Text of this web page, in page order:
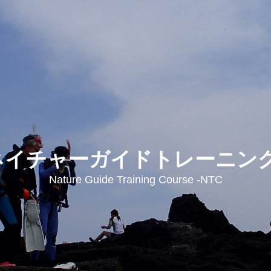
イチャーガイドトレーニン
Nature Guide Training Course -NTC